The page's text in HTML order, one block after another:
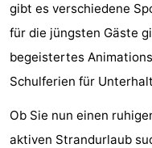
Spielplätze
Bowling
-
Minigolfplätze
Wellness-
Zentren
Dörfer
&
Natur
gibt es verschiedene
für die jüngsten Gäste
begeistertes
Schulferien für
Ob Sie nun einen
aktiven Strandurlaub